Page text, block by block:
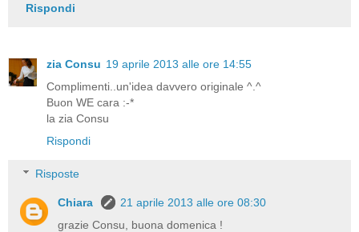
Rispondi
zia Consu 19 aprile 2013 alle ore 14:55
Complimenti..un'idea davvero originale ^.^
Buon WE cara :-*
la zia Consu
Rispondi
Risposte
Chiara
21 aprile 2013 alle ore 08:30
grazie Consu, buona domenica !